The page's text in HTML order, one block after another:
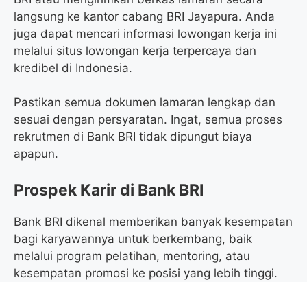
langsung ke kantor cabang BRI Jayapura. Anda
juga dapat mencari informasi lowongan kerja ini
melalui situs lowongan kerja terpercaya dan
kredibel di Indonesia.
Pastikan semua dokumen lamaran lengkap dan
sesuai dengan persyaratan. Ingat, semua proses
rekrutmen di Bank BRI tidak dipungut biaya
apapun.
Prospek Karir di Bank BRI
Bank BRI dikenal memberikan banyak kesempatan
bagi karyawannya untuk berkembang, baik
melalui program pelatihan, mentoring, atau
kesempatan promosi ke posisi yang lebih tinggi.